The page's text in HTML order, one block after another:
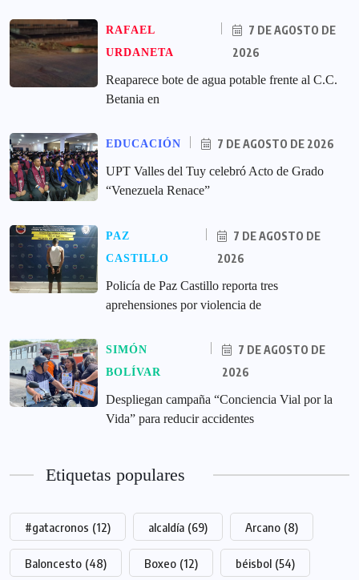
RAFAEL
URDANETA
7 DE AGOSTO DE
2026
Reaparece bote de agua potable frente al C.C.
Betania en
EDUCACIÓN
7 DE AGOSTO DE 2026
UPT Valles del Tuy celebró Acto de Grado
“Venezuela Renace”
PAZ
CASTILLO
7 DE AGOSTO DE
2026
‎Policía de Paz Castillo reporta tres
aprehensiones por violencia de
SIMÓN
BOLÍVAR
7 DE AGOSTO DE
2026
‎Despliegan campaña “Conciencia Vial por la
Vida” para reducir accidentes
Etiquetas populares
#gatacronos (12) alcaldía (69) Arcano (8)
Baloncesto (48) Boxeo (12) béisbol (54)